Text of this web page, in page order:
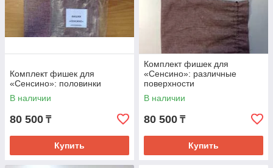
Комплект фишек для
«Сенсино»: половинки
В наличии
80 500 ₸
Купить
Комплект фишек для
«Сенсино»: различные
поверхности
В наличии
80 500 ₸
Купить